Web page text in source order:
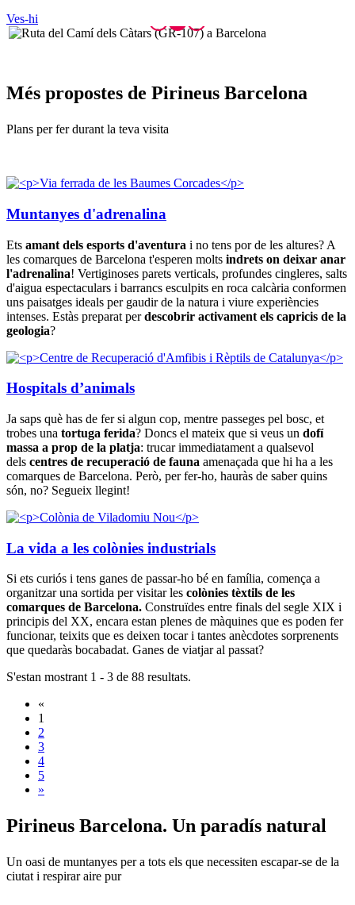
Ves-hi
Més propostes de Pirineus Barcelona
Plans per fer durant la teva visita
Muntanyes d'adrenalina
Ets amant dels esports d'aventura i no tens por de les altures? A
les comarques de Barcelona t'esperen molts indrets on deixar anar
l'adrenalina! Vertiginoses parets verticals, profundes cingleres, salts
d'aigua espectaculars i barrancs esculpits en roca calcària conformen
uns paisatges ideals per gaudir de la natura i viure experiències
intenses. Estàs preparat perdescobrir activament els capricis de la
geologia?
Hospitals d’animals
Ja saps què has de fer si algun cop, mentre passeges pel bosc, et
trobes una tortuga ferida? Doncs el mateix que si veus un dofí
massa a prop de la platja: trucar immediatament a qualsevol
dels centres de recuperació de fauna amenaçada que hi ha a les
comarques de Barcelona. Però, per fer-ho, hauràs de saber quins
són, no? Segueix llegint!
La vida a les colònies industrials
Si ets curiós i tens ganes de passar-ho bé en família, comença a
organitzar una sortida per visitar les colònies tèxtils de les
comarques de Barcelona. Construïdes entre finals del segle XIX i
principis del XX, encara estan plenes de màquines que es poden fer
funcionar, teixits que es deixen tocar i tantes anècdotes sorprenents
que quedaràs bocabadat. Ganes de viatjar al passat?
S'estan mostrant 1 - 3 de 88 resultats.
«
1
2
3
4
5
»
Pirineus Barcelona. Un paradís natural
Un oasi de muntanyes per a tots els que necessiten escapar-se de la
ciutat i respirar aire pur